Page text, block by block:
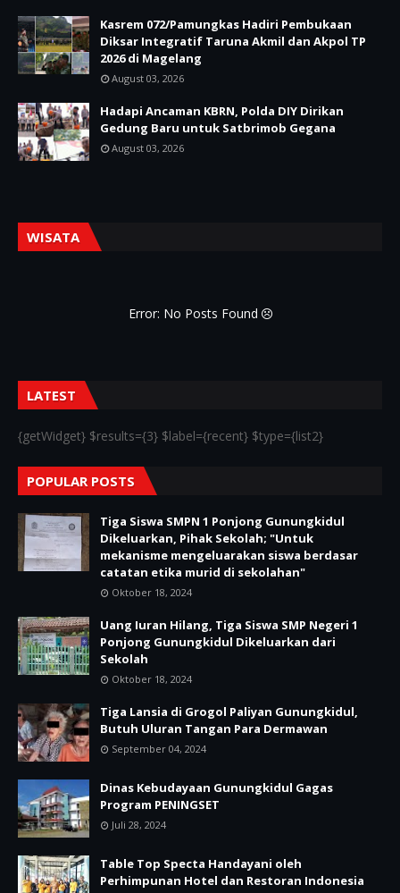
Kasrem 072/Pamungkas Hadiri Pembukaan
Diksar Integratif Taruna Akmil dan Akpol TP
2026 di Magelang
August 03, 2026
Hadapi Ancaman KBRN, Polda DIY Dirikan
Gedung Baru untuk Satbrimob Gegana
August 03, 2026
WISATA
Error: No Posts Found
LATEST
{getWidget} $results={3} $label={recent} $type={list2}
POPULAR POSTS
Tiga Siswa SMPN 1 Ponjong Gunungkidul
Dikeluarkan, Pihak Sekolah; "Untuk
mekanisme mengeluarakan siswa berdasar
catatan etika murid di sekolahan"
Oktober 18, 2024
Uang Iuran Hilang, Tiga Siswa SMP Negeri 1
Ponjong Gunungkidul Dikeluarkan dari
Sekolah
Oktober 18, 2024
Tiga Lansia di Grogol Paliyan Gunungkidul,
Butuh Uluran Tangan Para Dermawan
September 04, 2024
Dinas Kebudayaan Gunungkidul Gagas
Program PENINGSET
Juli 28, 2024
Table Top Specta Handayani oleh
Perhimpunan Hotel dan Restoran Indonesia